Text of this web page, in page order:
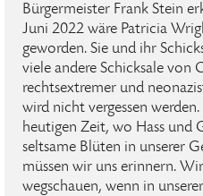
Bürgermeister Frank Stein
Juni 2022 wäre Patricia
geworden. Sie und ihr
viele andere Schicksale von
rechtsextremer und
wird nicht vergessen
heutigen Zeit, wo Hass und
seltsame Blüten in unserer
müssen wir uns erinnern.
wegschauen, wenn in